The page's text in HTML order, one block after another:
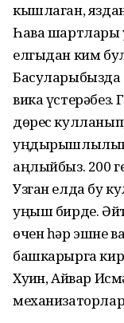
кышлаган,
Һава шартлары
елгыдан ким
Басуларыбызда
вика
дөрес
аңлыйбыз. 200
Узган елда бу
уңыш бирде.
өчен һәр эшне
башкарырга
Хуҗин, Айвар